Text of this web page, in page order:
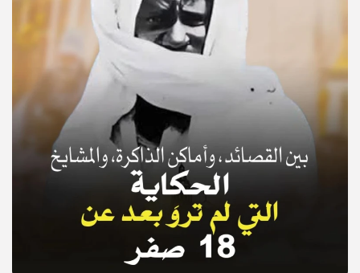
© Copyright 2025, APS